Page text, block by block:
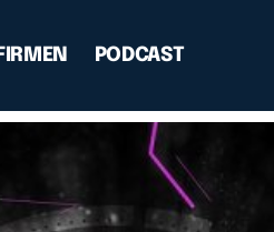
FIRMEN PODCAST